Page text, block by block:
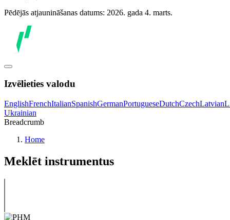
Pēdējās atjaunināšanas datums: 2026. gada 4. marts.
Izvēlieties valodu
EnglishFrenchItalianSpanishGermanPortugueseDutchCzechLatvian
Ukrainian
Breadcrumb
Home
Meklēt instrumentus